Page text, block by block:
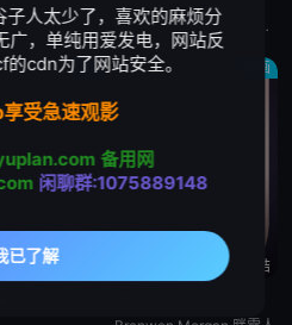
38 39
41
44
47 48
50 51
两位好姐妹将播客转为悬疑推理节目，在海滩嘉年华追查连环失窃谜案的冒险经历 萨沙·奈特,约翰·迪·马吉欧,汤姆·肯尼,海登·瓦尔希,奥利维亚·奥尔森,杨泫贞
剧情
全10集
动画
第15集完结
人太少了，喜欢的麻烦分
广，单纯用爱发电，网站反
cdn为了网站安全。
受急速观影
备用网
闲聊群:1075889148